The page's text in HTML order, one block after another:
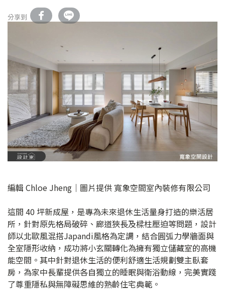
分享到
編輯 Chloe Jheng｜圖片提供 寬象空間室內裝修有限公司
這間 40 坪新成屋，是專為未來退休生活量身打造的樂活居
所，針對原先格局破碎、廊道狹長及樑柱壓迫等問題，設計
師以北歐風混搭Japandi風格為定調，結合圓弧力學牆面與
全室隱形收納，成功將小玄關轉化為擁有獨立儲藏室的高機
能空間。其中針對退休生活的便利舒適生活規劃雙主臥套
房，為家中長輩提供各自獨立的睡眠與衛浴動線，完美實踐
了尊重隱私與無障礙思維的熟齡住宅典範。